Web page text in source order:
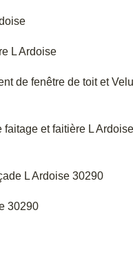
L Ardoise
de fenêtre de toit et
et faitière L Ardoise
L Ardoise 30290
30290